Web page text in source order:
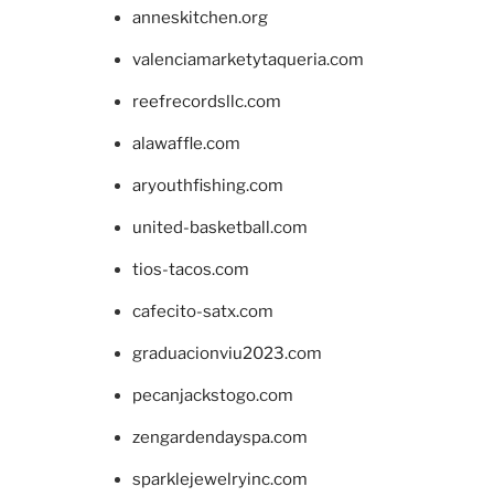
anneskitchen.org
valenciamarketytaqueria.com
reefrecordsllc.com
alawaffle.com
aryouthfishing.com
united-basketball.com
tios-tacos.com
cafecito-satx.com
graduacionviu2023.com
pecanjackstogo.com
zengardendayspa.com
sparklejewelryinc.com